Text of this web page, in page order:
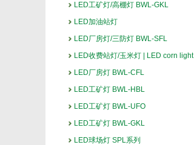
LED工矿灯/高棚灯 BWL-GKL
LED加油站灯
LED厂房灯/三防灯 BWL-SFL
LED收费站灯/玉米灯 | LED corn light
LED厂房灯 BWL-CFL
LED工矿灯 BWL-HBL
LED工矿灯 BWL-UFO
LED工矿灯 BWL-GKL
LED球场灯 SPL系列